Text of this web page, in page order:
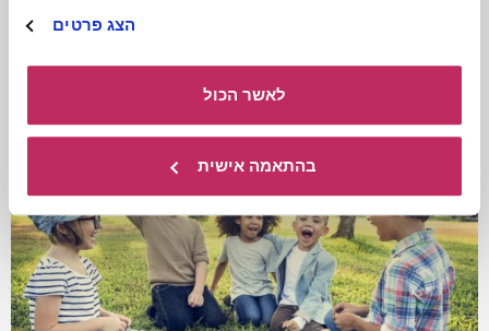
הצג פרטים
לאשר הכול
בהתאמה אישית
כולל חומרים
להורדה